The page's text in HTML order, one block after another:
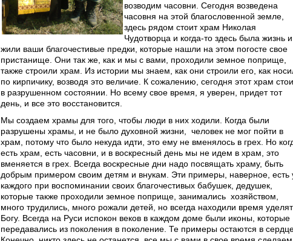
возводим часовни. Сегодня возведена
часовня на этой благословенной земле,
здесь рядом стоит храм Николая
Чудотворца и когда-то здесь была жизнь и
жили ваши благочестивые предки, которые нашли на этом погосте свое
пристанище. Они так же, как и мы с вами, проходили земное поприще,
также строили храм. Из истории мы знаем, как они строили его, как
по кирпичику, возводя это величие. К сожалению, сегодня этот храм
в разрушенном состоянии. Но всему свое время, я уверен, придет тот
день, и все это восстановится.
Мы создаем храмы для того, чтобы люди в них ходили. Когда были
разрушены храмы, и не было духовной жизни,
человек не мог пойти в
храм, потому что было некуда идти, это ему не вменялось в грех. Но
есть храм, есть часовни, и в воскресный день мы не идем в храм, это
вменяется в грех. Всегда воскресные дни надо посвящать храму, быть
добрым примером своим детям и внукам. Эти примеры, наверное, есть
каждого при воспоминании своих благочестивых бабушек, дедушек,
которые также проходили земное поприще, занимались хозяйством,
много трудились, много рожали детей, но всегда находили время
Богу. Всегда на Руси испокон веков в каждом доме были иконы, которые
передавались из поколения в поколение. Те примеры остаются в